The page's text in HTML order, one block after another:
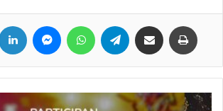
salir de la comodidad del barrio.